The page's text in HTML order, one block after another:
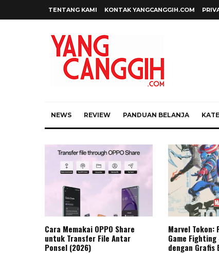
TENTANG KAMI KONTAK YANGCANGGIH.COM
NEWS REVIEW PANDUAN BELANJA
Cara Memakai OPPO Share
untuk Transfer File Antar
Ponsel (2026)
Marvel Tokon:
Game
dengan Grafis